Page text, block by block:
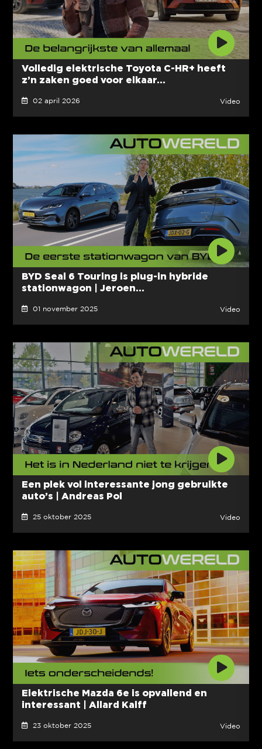
Volledig elektrische Toyota C-HR+ heeft
z’n zaken goed voor elkaar...
02 april 2026 Video
BYD Seal 6 Touring is plug-in hybride
stationwagon | Jeroen...
01 november 2025 Video
Een plek vol interessante jong gebruikte
auto’s | Andreas Pol
25 oktober 2025 Video
Elektrische Mazda 6e is opvallend en
interessant | Allard Kalff
23 oktober 2025 Video